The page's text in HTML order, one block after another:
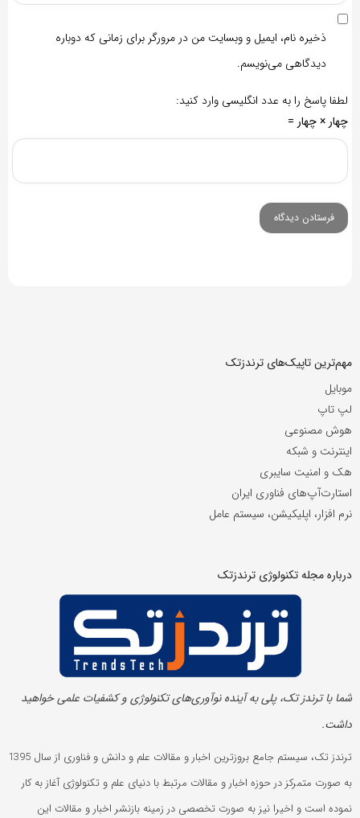
ذخیره نام، ایمیل و وبسایت من در مرورگر برای زمانی که دوباره
دیدگاهی می‌نویسم.
لطفا پاسخ را به عدد انگلیسی وارد کنید:
چهار × چهار =
مهم‌ترین تاپیک‌های ترندزتک
موبایل
لپ تاپ
هوش مصنوعی
اینترنت و شبکه
هک و امنیت سایبری
استارت‌آپ‌های فناوری ایران
نرم افزار، اپلیکیشن، سیستم عامل
درباره مجله تکنولوژی ترندزتک
شما با ترندز تک، پلی به آینده‌ نوآوری‌های تکنولوژی و کشفیات علمی خواهید
داشت.
ترندز تک، سیستم جامع بروزترین اخبار و مقالات علم و دانش و فناوری از سال 1395
به صورت متمرکز در حوزه اخبار و مقالات مرتبط با دنیای علم و تکنولوژی آغاز به کار
نموده است و اخیرا نیز به صورت تخصصی در زمینه بازنشر اخبار و مقالات این